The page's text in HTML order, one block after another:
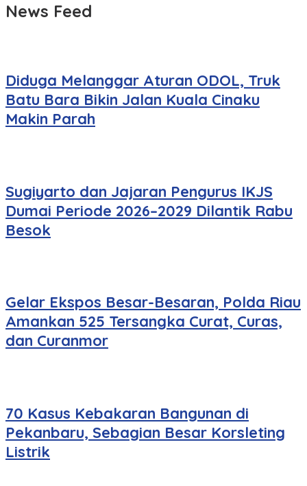
News Feed
Diduga Melanggar Aturan ODOL, Truk
Batu Bara Bikin Jalan Kuala Cinaku
Makin Parah
Sugiyarto dan Jajaran Pengurus IKJS
Dumai Periode 2026–2029 Dilantik Rabu
Besok
Gelar Ekspos Besar-Besaran, Polda Riau
Amankan 525 Tersangka Curat, Curas,
dan Curanmor
70 Kasus Kebakaran Bangunan di
Pekanbaru, Sebagian Besar Korsleting
Listrik